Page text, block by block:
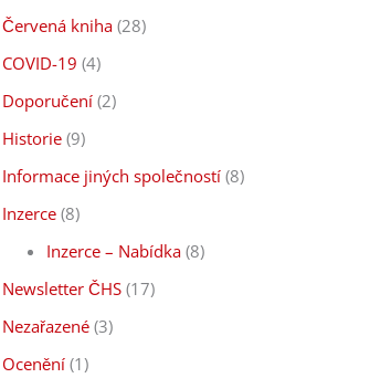
Červená kniha (28)
COVID-19 (4)
Doporučení (2)
Historie (9)
Informace jiných společností (8)
Inzerce (8)
Inzerce – Nabídka(8)
Newsletter ČHS (17)
Nezařazené (3)
Ocenění (1)